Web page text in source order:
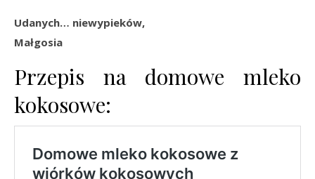
Udanych… niewypieków,
Małgosia
Przepis na domowe mleko
kokosowe: